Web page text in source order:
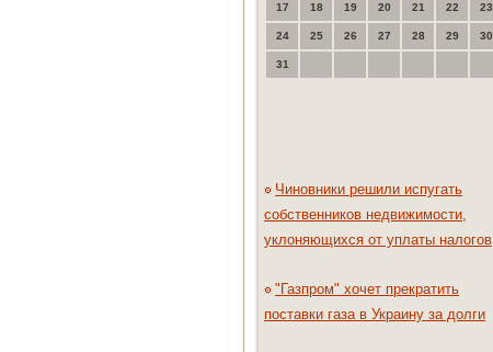
17 18 19 20 21 22 23
24 25 26 27 28 29 30
31
Чиновники решили испугать
собственников недвижимости,
уклоняющихся от уплаты налогов
"Газпром" хочет прекратить
поставки газа в Украину за долги